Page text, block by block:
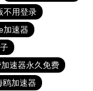
不用登录
加速器
速器永久免费
鸥加速器